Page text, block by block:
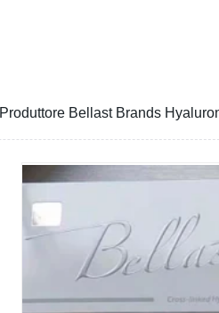
Produttore Bellast Brands